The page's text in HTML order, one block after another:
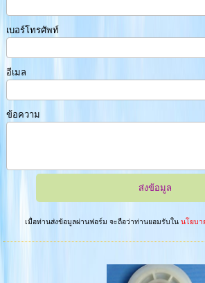
เบอร์โทรศัพท์
อีเมล
ข้อความ
เมื่อท่านส่งข้อมูลผ่านฟอร์ม จะถือว่าท่านยอมรับในนโยบา